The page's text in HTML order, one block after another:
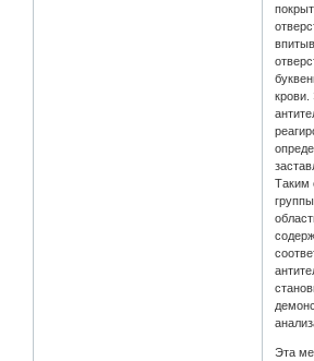
крови.
Таким
Эта